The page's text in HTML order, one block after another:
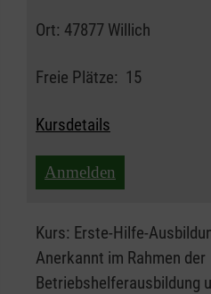
Ort: 47877 Willich
Freie Plätze: 15
Kursdetails
Anmelden
Kurs: Erste-Hilfe-
Anerkannt im Rahmen der
Betriebshelferausbildung